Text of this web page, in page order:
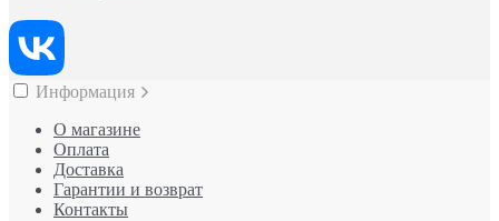
Информация
О магазине
Оплата
Доставка
Гарантии и возврат
Контакты